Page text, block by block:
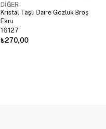
DİĞER
Kristal Taşlı Daire Gözlük Broş
Ekru
16127
₺270,00